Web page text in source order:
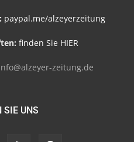
paypal.me/alzeyerzeitung
finden Sie HIER
zeitung.de
SIE UNS